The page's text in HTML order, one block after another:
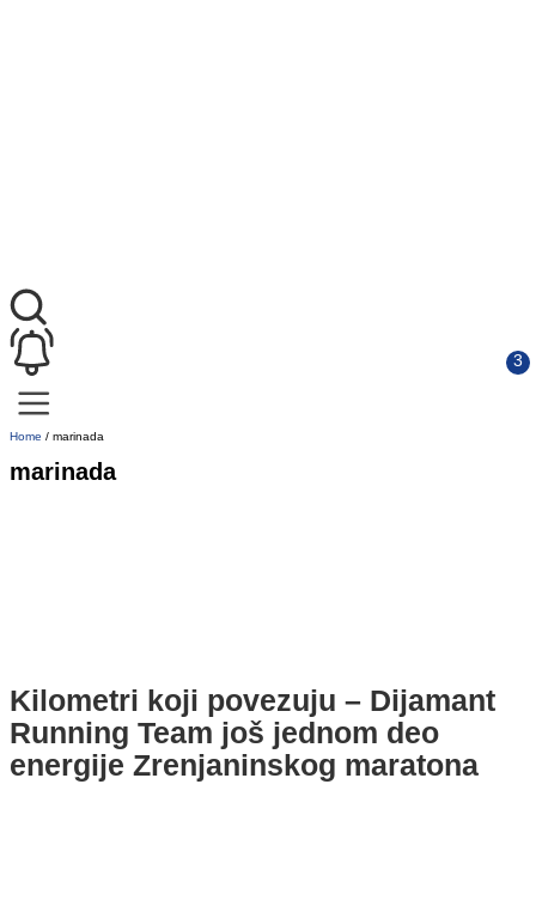
Home / marinada
marinada
Kilometri koji povezuju – Dijamant
Running Team još jednom deo
energije Zrenjaninskog maratona